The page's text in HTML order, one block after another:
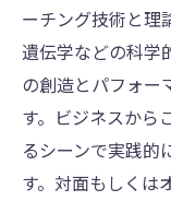
ーチング技術と理
遺伝学などの科学
の創造とパフォー
す。ビジネスから
るシーンで実践的
す。対面もしくは